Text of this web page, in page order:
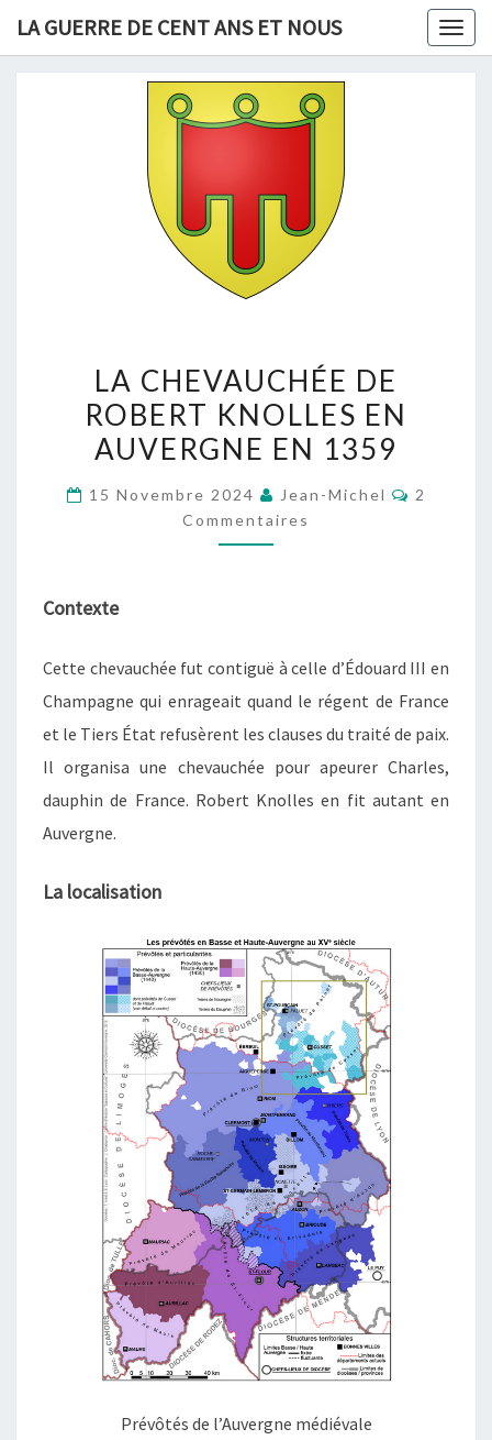
content
LA GUERRE DE CENT ANS ET NOUS
CHEVAUCHÉE
DE
ROBERT
EN
LA CHEVAUCHÉE DE
ROBERT KNOLLES EN
AUVERGNE EN 1359
15 Novembre 2024 Jean-Michel
2
Commentaires
Contexte
Cette chevauchée fut contiguë à celle d’Édouard III en
Champagne qui enrageait quand le régent de France
et le Tiers État refusèrent les clauses du traité de paix.
Il organisa une chevauchée pour apeurer Charles,
dauphin de France. Robert Knolles en fit autant en
Auvergne.
La localisation
Prévôtés de l’Auvergne médiévale